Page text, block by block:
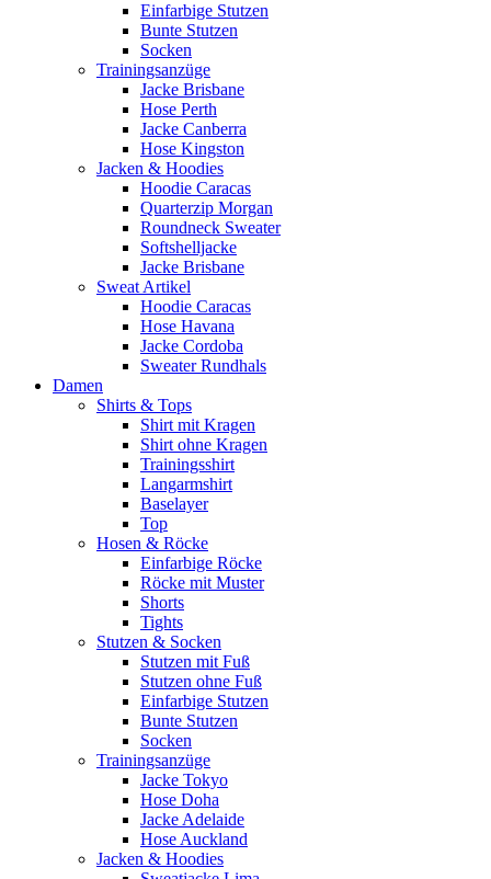
Einfarbige Stutzen
Bunte Stutzen
Socken
Trainingsanzüge
Jacke Brisbane
Hose Perth
Jacke Canberra
Hose Kingston
Jacken & Hoodies
Hoodie Caracas
Quarterzip Morgan
Roundneck Sweater
Softshelljacke
Jacke Brisbane
Sweat Artikel
Hoodie Caracas
Hose Havana
Jacke Cordoba
Sweater Rundhals
Damen
Shirts & Tops
Shirt mit Kragen
Shirt ohne Kragen
Trainingsshirt
Langarmshirt
Baselayer
Top
Hosen & Röcke
Einfarbige Röcke
Röcke mit Muster
Shorts
Tights
Stutzen & Socken
Stutzen mit Fuß
Stutzen ohne Fuß
Einfarbige Stutzen
Bunte Stutzen
Socken
Trainingsanzüge
Jacke Tokyo
Hose Doha
Jacke Adelaide
Hose Auckland
Jacken & Hoodies